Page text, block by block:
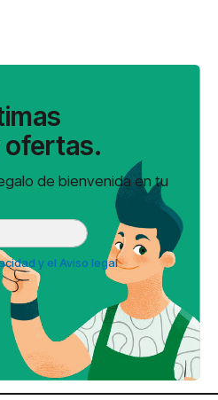
ofertas.
de bienvenida en tu
y el Aviso legal